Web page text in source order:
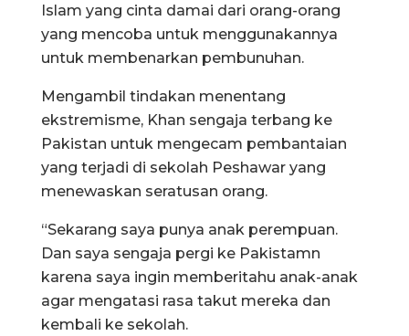
Islam yang cinta damai dari orang-orang
yang mencoba untuk menggunakannya
untuk membenarkan pembunuhan.
Mengambil tindakan menentang
ekstremisme, Khan sengaja terbang ke
Pakistan untuk mengecam pembantaian
yang terjadi di sekolah Peshawar yang
menewaskan seratusan orang.
“Sekarang saya punya anak perempuan.
Dan saya sengaja pergi ke Pakistamn
karena saya ingin memberitahu anak-anak
agar mengatasi rasa takut mereka dan
kembali ke sekolah.